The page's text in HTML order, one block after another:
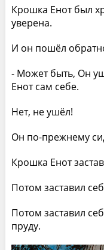
Крошка Енот был
уверена.
И он пошёл
- Может быть, Он
Енот сам себе.
Нет, не ушёл!
Он по-прежнему
Крошка Енот
Потом заставил
Потом заставил
пруду.